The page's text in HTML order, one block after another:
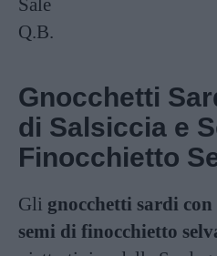
Q.B.
Gnocchetti
di Salsiccia e
Finocchietto
Gli gnocchetti sardi
semi di finocchietto